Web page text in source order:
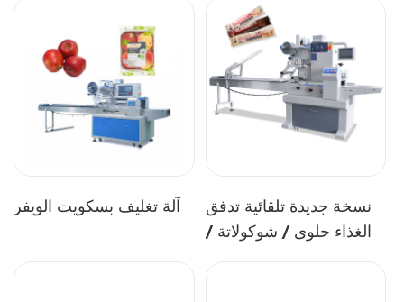
آلة تغليف بسكويت الويفر
نسخة جديدة تلقائية تدفق
الغذاء حلوى / شوكولاتة /